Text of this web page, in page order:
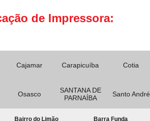
de Impressora:
Cajamar Carapicuíba Cotia
Osasco
SANTANA DE
PARNAÍBA
Santo André
Bairro do Limão Barra Funda